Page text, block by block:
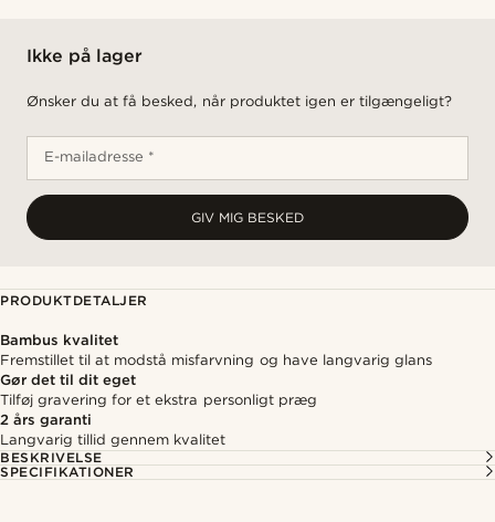
Ikke på lager
Ønsker du at få besked, når produktet igen er tilgængeligt?
E-mailadresse *
GIV MIG BESKED
PRODUKTDETALJER
Bambus kvalitet
Fremstillet til at modstå misfarvning og have langvarig glans
Gør det til dit eget
Tilføj gravering for et ekstra personligt præg
2 års garanti
Langvarig tillid gennem kvalitet
BESKRIVELSE
SPECIFIKATIONER